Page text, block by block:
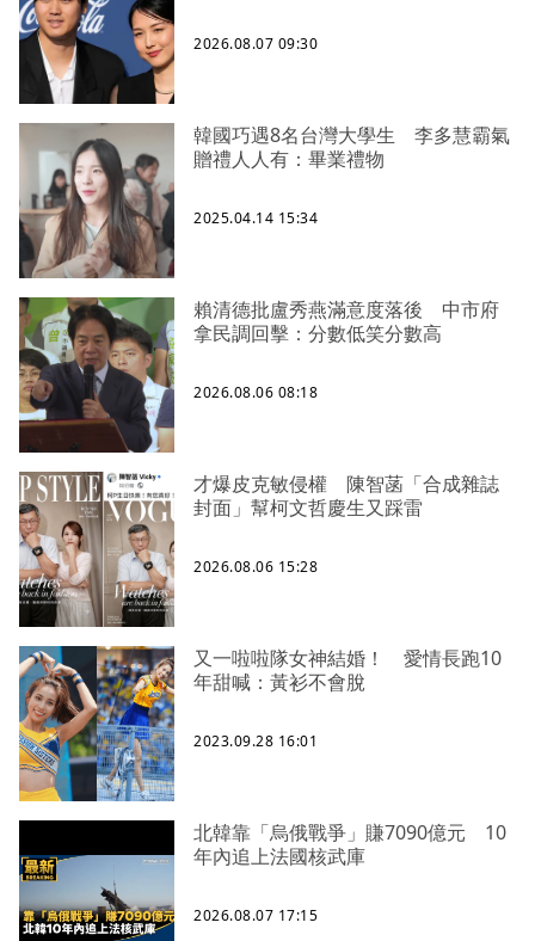
2026.08.07 09:30
韓國巧遇8名台灣大學生 李多慧霸氣
贈禮人人有：畢業禮物
2025.04.14 15:34
賴清德批盧秀燕滿意度落後 中市府
拿民調回擊：分數低笑分數高
2026.08.06 08:18
才爆皮克敏侵權 陳智菡「合成雜誌
封面」幫柯文哲慶生又踩雷
2026.08.06 15:28
又一啦啦隊女神結婚！ 愛情長跑10
年甜喊：黃衫不會脫
2023.09.28 16:01
北韓靠「烏俄戰爭」賺7090億元 10
年內追上法國核武庫
2026.08.07 17:15